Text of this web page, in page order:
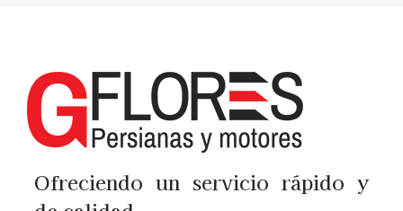
Ofreciendo un servicio rápido y